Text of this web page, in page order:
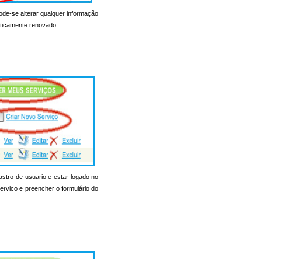
se alterar qualquer informação
renovado.
de usuario e estar logado no
e preencher o formulário do